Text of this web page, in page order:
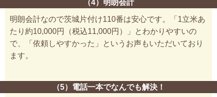
（4）明朗会計
明朗会計なので茨城片付け110番は安心です。「1立米あ
たり約10,000円（税込11,000円）」とわかりやすいの
で、「依頼しやすかった」というお声もいただいており
ます。
（5）電話一本でなんでも解決！